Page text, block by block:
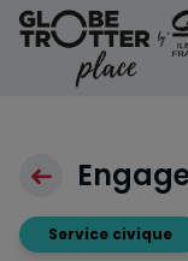
Aller au contenu
Service civique